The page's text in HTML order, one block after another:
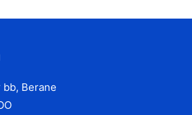
Berane